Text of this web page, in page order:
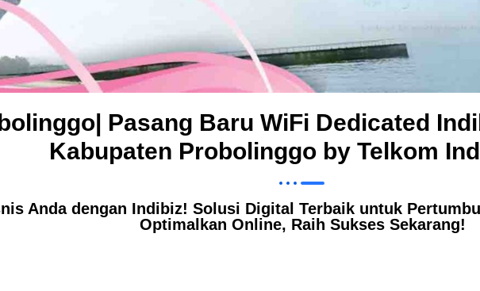
Pasang Baru WiFi Dedicated
Kabupaten Probolinggo by Telkom
Anda dengan Indibiz! Solusi Digital Terbaik untuk
Optimalkan Online, Raih Sukses Sekarang!